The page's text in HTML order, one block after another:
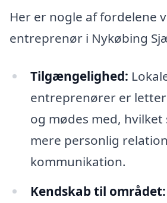
Her er nogle af fordelene
entreprenør i Nykøbing
Tilgængelighed:
entreprenører er
og mødes med, hvilket
mere personlig
kommunikation.
Kendskab til området: